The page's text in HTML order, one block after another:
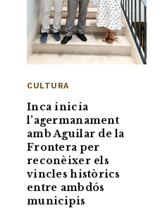
CULTURA
Inca inicia
l’agermanament
amb Aguilar de la
Frontera per
reconèixer els
vincles històrics
entre ambdós
municipis